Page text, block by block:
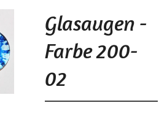
Glasaugen -
Farbe 200-
02